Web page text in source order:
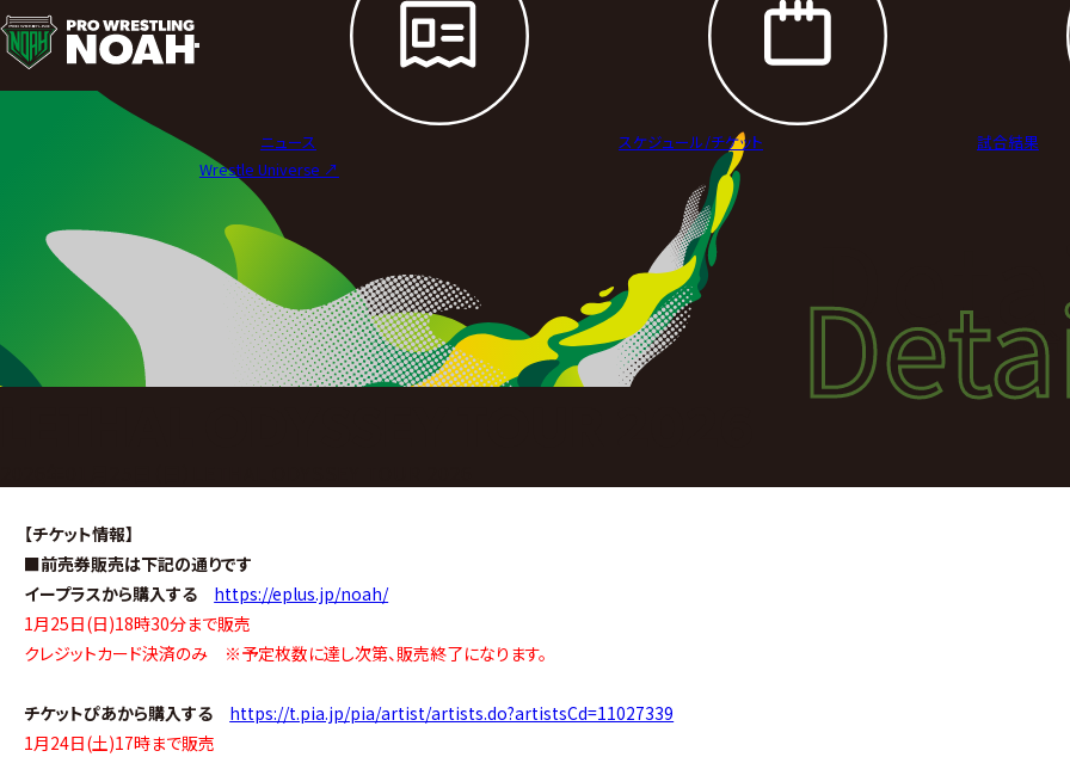
試
合
レ
ス
ン
グ・
ノ
ア
公
式
ニュース スケジュール/チケット 試合結果
Wrestle Universe ↗︎
試合
【チケット情報】
■前売券販売は下記の通りです
イープラスから購入する
https://eplus.jp/noah/
1月25日(日)18時30分まで販売
クレジットカード決済のみ ※予定枚数に達し次第、販売終了になります。
チケットぴあから購入する
https://t.pia.jp/pia/artist/artists.do?artistsCd=11027339
1月24日(土)17時まで販売